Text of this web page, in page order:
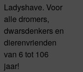
Ladyshave. Voor
alle dromers,
dwarsdenkers en
dierenvrienden
van 6 tot 106
jaar!